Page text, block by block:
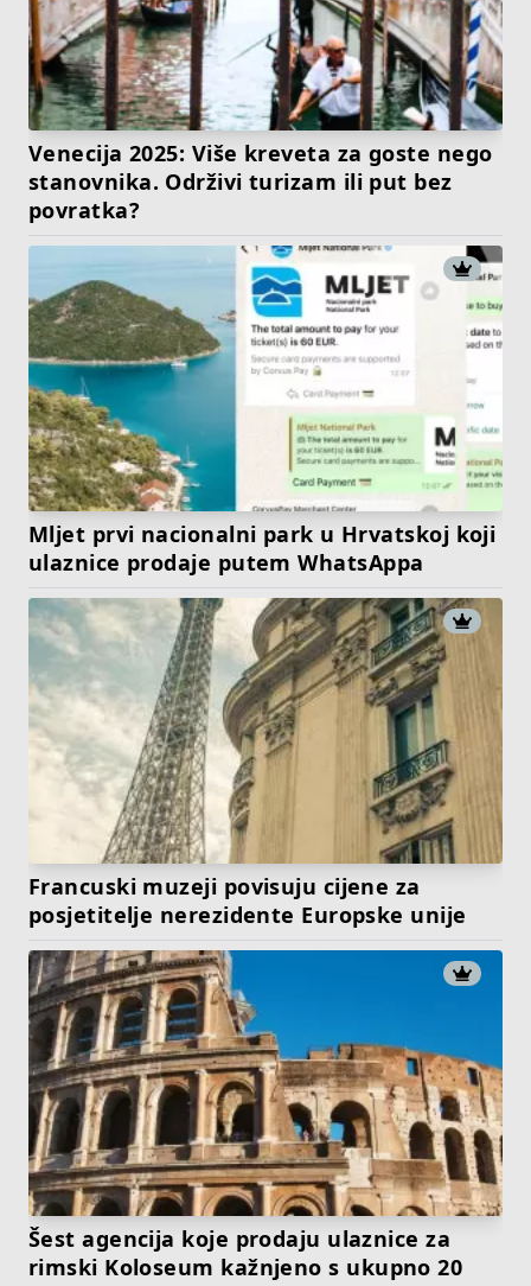
Venecija 2025: Više kreveta za goste nego
stanovnika. Održivi turizam ili put bez
povratka?
Mljet prvi nacionalni park u Hrvatskoj koji
ulaznice prodaje putem WhatsAppa
Francuski muzeji povisuju cijene za
posjetitelje nerezidente Europske unije
Šest agencija koje prodaju ulaznice za
rimski Koloseum kažnjeno s ukupno 20